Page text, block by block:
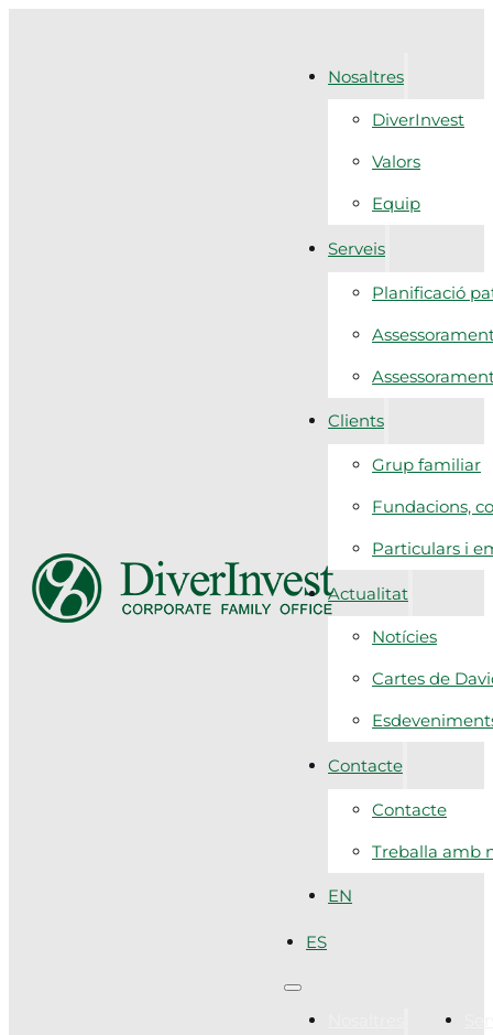
Nosaltres
DiverInvest
Valors
Equip
Serveis
Planificació
Clients
Grup familiar
Fundacions,
Particulars i
Actualitat
Notícies
Cartes de
Contacte
Contacte
Treballa amb
EN
ES